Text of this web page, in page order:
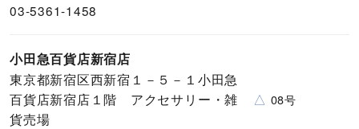
03-5361-1458
小田急百貨店新宿店
東京都新宿区西新宿１－５－１小田急
百貨店新宿店１階 アクセサリー・雑
貨売場
△ 08号